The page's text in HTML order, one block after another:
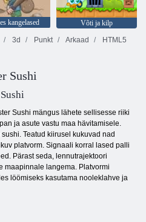
kangelased
Võti ja kilp
3d Punkt Arkaad
HTML5
Sushi
Sushi mängus lähete sellisesse riiki
ja asute vastu maa hävitamisele.
Teatud kiirusel kukuvad nad
platvorm. Signaali korral lased palli
Pärast seda, lennutrajektoori
maapinnale langema. Platvormi
löömiseks kasutama nooleklahve ja